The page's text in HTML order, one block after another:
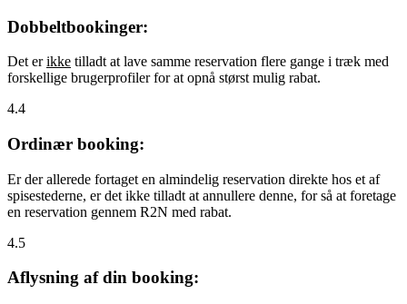
Dobbeltbookinger:
Det erikke tilladt at lave samme reservation flere gange i træk med
forskellige brugerprofiler for at opnå størst mulig rabat.
4.4
Ordinær booking:
Er der allerede fortaget en almindelig reservation direkte hos et af
spisestederne, er det ikke tilladt at annullere denne, for så at foretage
en reservation gennem R2N med rabat.
4.5
Aflysning af din booking: